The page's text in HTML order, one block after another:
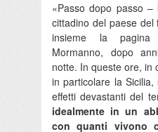
«Passo dopo passo
cittadino del paese
insieme la
Mormanno, dopo
notte. In queste ore, in
in particolare la
effetti devastanti del
idealmente in un
con quanti vivono